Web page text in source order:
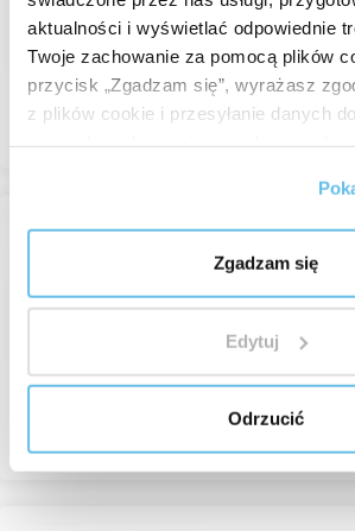
aktualności i wyświetlać odpowiednie
Twoje zachowanie za pomocą plików
przycisk „Zgadzam się”, wyrażasz
z plików cookie i przesyłanie danych
Zgadzam się
Edytuj
Odrzucić
Pipety i
W magazynie
1,16 zł
Przeglądaj
Pipeta
W magazynie
1,16 zł